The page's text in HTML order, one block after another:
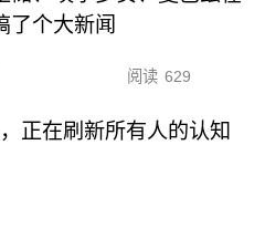
了个大新闻
阅读 629
正在刷新所有人的认知